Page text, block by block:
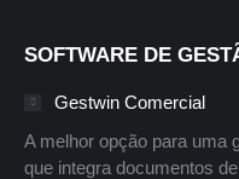
SOFTWARE DE
Gestwin Comercial
A melhor opção para uma
que integra documentos